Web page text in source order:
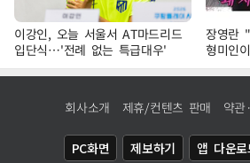
이강인, 오늘 서울서 AT마드리드
입단식…'전례 없는 특급대우'
장영란
형미인
회사소개 제휴/컨텐츠 판매 약관
PC화면 제보하기 앱 다운로